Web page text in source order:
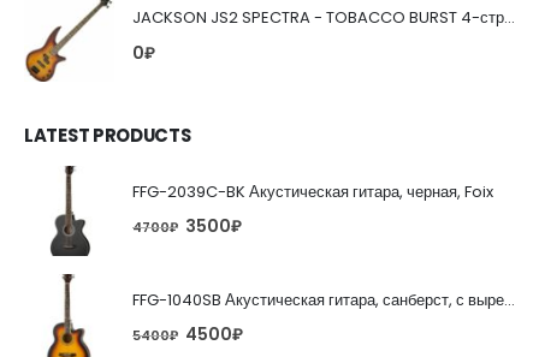
JACKSON JS2 SPECTRA - TOBACCO BURST 4-струнная бас-гитара
0₽
LATEST PRODUCTS
FFG-2039C-BK Акустическая гитара, черная, Foix
4700₽ 3500₽
FFG-1040SB Акустическая гитара, санберст, с вырезом, Foix
5400₽ 4500₽